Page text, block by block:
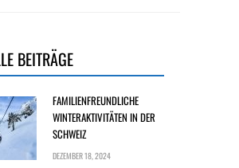
BEITRÄGE
FAMILIENFREUNDLICHE
WINTERAKTIVITÄTEN IN DER
SCHWEIZ
DEZEMBER 18, 2024